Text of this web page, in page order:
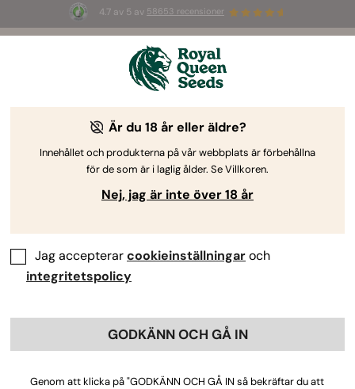
4.7 av 5 av 58653 recensioner
ummer Sales: Upp till 50 % rabatt
på utvalda produkter! ⏤
Är du 18 år eller äldre?
Innehållet och produkterna på vår webbplats är förbehållna
för de som är i laglig ålder. Se Villkoren.
Nej, jag är inte över 18 år
Jag accepterarcookieinställningaroch
integritetspolicy
GODKÄNN OCH GÅ IN
Genom att klicka på "GODKÄNN OCH GÅ IN så bekräftar du att